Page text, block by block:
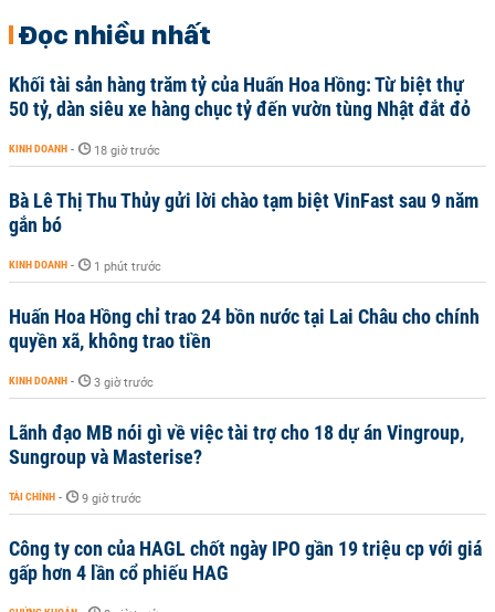
Đọc nhiều nhất
Khối tài sản hàng trăm tỷ của Huấn Hoa Hồng: Từ biệt thự
50 tỷ, dàn siêu xe hàng chục tỷ đến vườn tùng Nhật đắt đỏ
KINH DOANH - 18 giờ trước
Bà Lê Thị Thu Thủy gửi lời chào tạm biệt VinFast sau 9 năm
gắn bó
KINH DOANH - 1 phút trước
Huấn Hoa Hồng chỉ trao 24 bồn nước tại Lai Châu cho chính
quyền xã, không trao tiền
KINH DOANH - 3 giờ trước
Lãnh đạo MB nói gì về việc tài trợ cho 18 dự án Vingroup,
Sungroup và Masterise?
TÀI CHÍNH - 9 giờ trước
Công ty con của HAGL chốt ngày IPO gần 19 triệu cp với giá
gấp hơn 4 lần cổ phiếu HAG